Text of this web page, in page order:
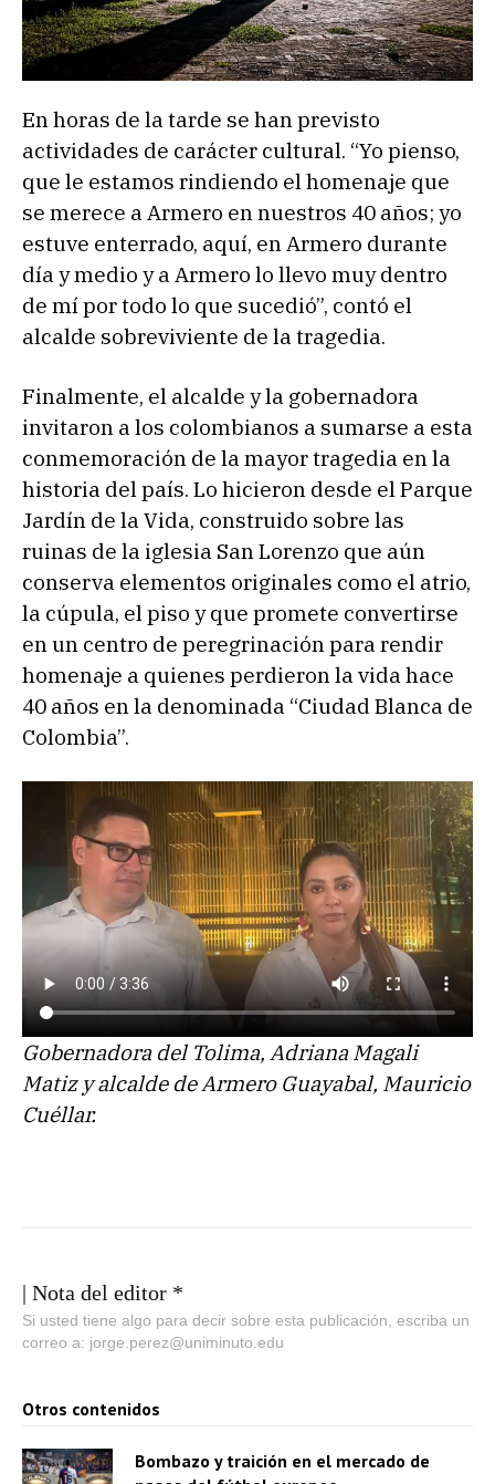
En horas de la tarde se han previsto
actividades de carácter cultural. “Yo pienso,
que le estamos rindiendo el homenaje que
se merece a Armero en nuestros 40 años; yo
estuve enterrado, aquí, en Armero durante
día y medio y a Armero lo llevo muy dentro
de mí por todo lo que sucedió”, contó el
alcalde sobreviviente de la tragedia.
Finalmente, el alcalde y la gobernadora
invitaron a los colombianos a sumarse a esta
conmemoración de la mayor tragedia en la
historia del país. Lo hicieron desde el Parque
Jardín de la Vida, construido sobre las
ruinas de la iglesia San Lorenzo que aún
conserva elementos originales como el atrio,
la cúpula, el piso y que promete convertirse
en un centro de peregrinación para rendir
homenaje a quienes perdieron la vida hace
40 años en la denominada “Ciudad Blanca de
Colombia”.
Gobernadora del Tolima, Adriana Magali
Matiz y alcalde de Armero Guayabal, Mauricio
Cuéllar.
| Nota del editor *
Si usted tiene algo para decir sobre esta publicación, escriba un
correo a: jorge.perez@uniminuto.edu
Otros contenidos
Bombazo y traición en el mercado de